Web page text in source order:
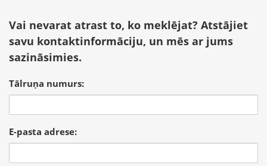
Vai nevarat atrast to, ko meklējat? Atstājiet
savu kontaktinformāciju, un mēs ar jums
sazināsimies.
Tālruņa numurs:
E-pasta adrese: